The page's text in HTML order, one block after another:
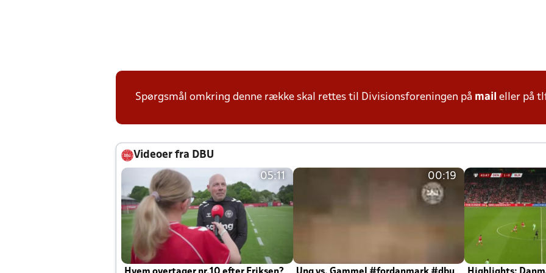
Spørgsmål omkring denne række skal rettes til Divisionsforeningen på mail eller på
Videoer fra DBU
05:11 00:19